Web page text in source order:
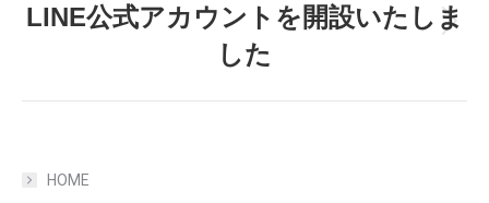
Next
post:
LINE公式アカウントを開設いたしま
した
HOME